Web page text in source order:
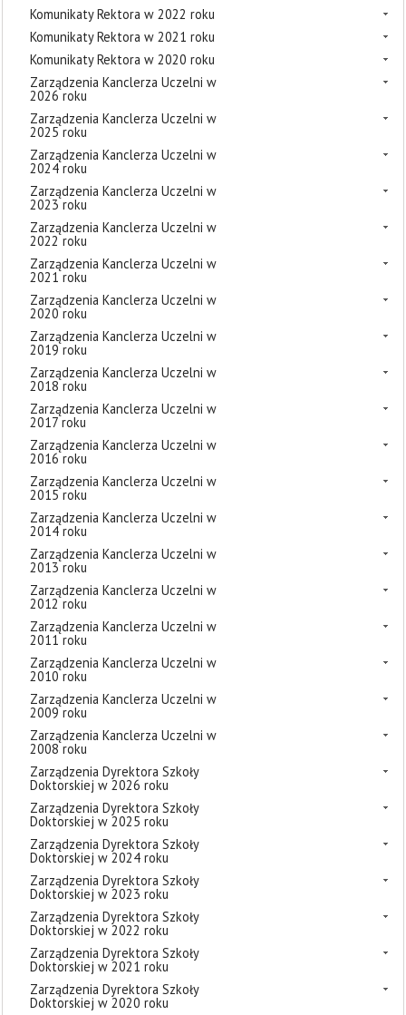
Komunikaty Rektora w 2022 roku
Komunikaty Rektora w 2021 roku
Komunikaty Rektora w 2020 roku
Zarządzenia Kanclerza Uczelni w
2026 roku
Zarządzenia Kanclerza Uczelni w
2025 roku
Zarządzenia Kanclerza Uczelni w
2024 roku
Zarządzenia Kanclerza Uczelni w
2023 roku
Zarządzenia Kanclerza Uczelni w
2022 roku
Zarządzenia Kanclerza Uczelni w
2021 roku
Zarządzenia Kanclerza Uczelni w
2020 roku
Zarządzenia Kanclerza Uczelni w
2019 roku
Zarządzenia Kanclerza Uczelni w
2018 roku
Zarządzenia Kanclerza Uczelni w
2017 roku
Zarządzenia Kanclerza Uczelni w
2016 roku
Zarządzenia Kanclerza Uczelni w
2015 roku
Zarządzenia Kanclerza Uczelni w
2014 roku
Zarządzenia Kanclerza Uczelni w
2013 roku
Zarządzenia Kanclerza Uczelni w
2012 roku
Zarządzenia Kanclerza Uczelni w
2011 roku
Zarządzenia Kanclerza Uczelni w
2010 roku
Zarządzenia Kanclerza Uczelni w
2009 roku
Zarządzenia Kanclerza Uczelni w
2008 roku
Zarządzenia Dyrektora Szkoły
Doktorskiej w 2026 roku
Zarządzenia Dyrektora Szkoły
Doktorskiej w 2025 roku
Zarządzenia Dyrektora Szkoły
Doktorskiej w 2024 roku
Zarządzenia Dyrektora Szkoły
Doktorskiej w 2023 roku
Zarządzenia Dyrektora Szkoły
Doktorskiej w 2022 roku
Zarządzenia Dyrektora Szkoły
Doktorskiej w 2021 roku
Zarządzenia Dyrektora Szkoły
Doktorskiej w 2020 roku